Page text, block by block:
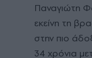
Παναγιώτη
εκείνη τη
στην πιο
34 χρόνια